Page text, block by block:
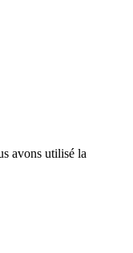
avons utilisé la